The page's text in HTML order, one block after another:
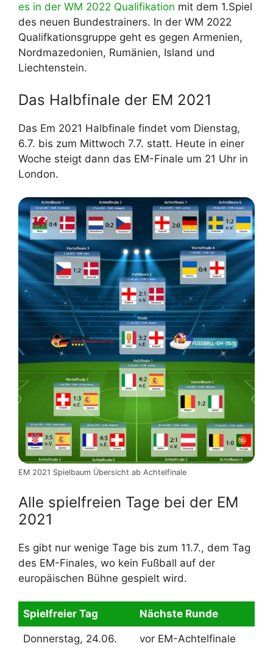
es in der WM 2022 Qualifikation mit dem 1.Spiel
des neuen Bundestrainers. In der WM 2022
Qualifkationsgruppe geht es gegen Armenien,
Nordmazedonien, Rumänien, Island und
Liechtenstein.
Das Halbfinale der EM 2021
Das Em 2021 Halbfinale findet vom Dienstag,
6.7. bis zum Mittwoch 7.7. statt. Heute in einer
Woche steigt dann das EM-Finale um 21 Uhr in
London.
EM 2021 Spielbaum Übersicht ab Achtelfinale
Alle spielfreien Tage bei der EM
2021
Es gibt nur wenige Tage bis zum 11.7., dem Tag
des EM-Finales, wo kein Fußball auf der
europäischen Bühne gespielt wird.
Spielfreier Tag Nächste Runde
Donnerstag, 24.06. vor EM-Achtelfinale